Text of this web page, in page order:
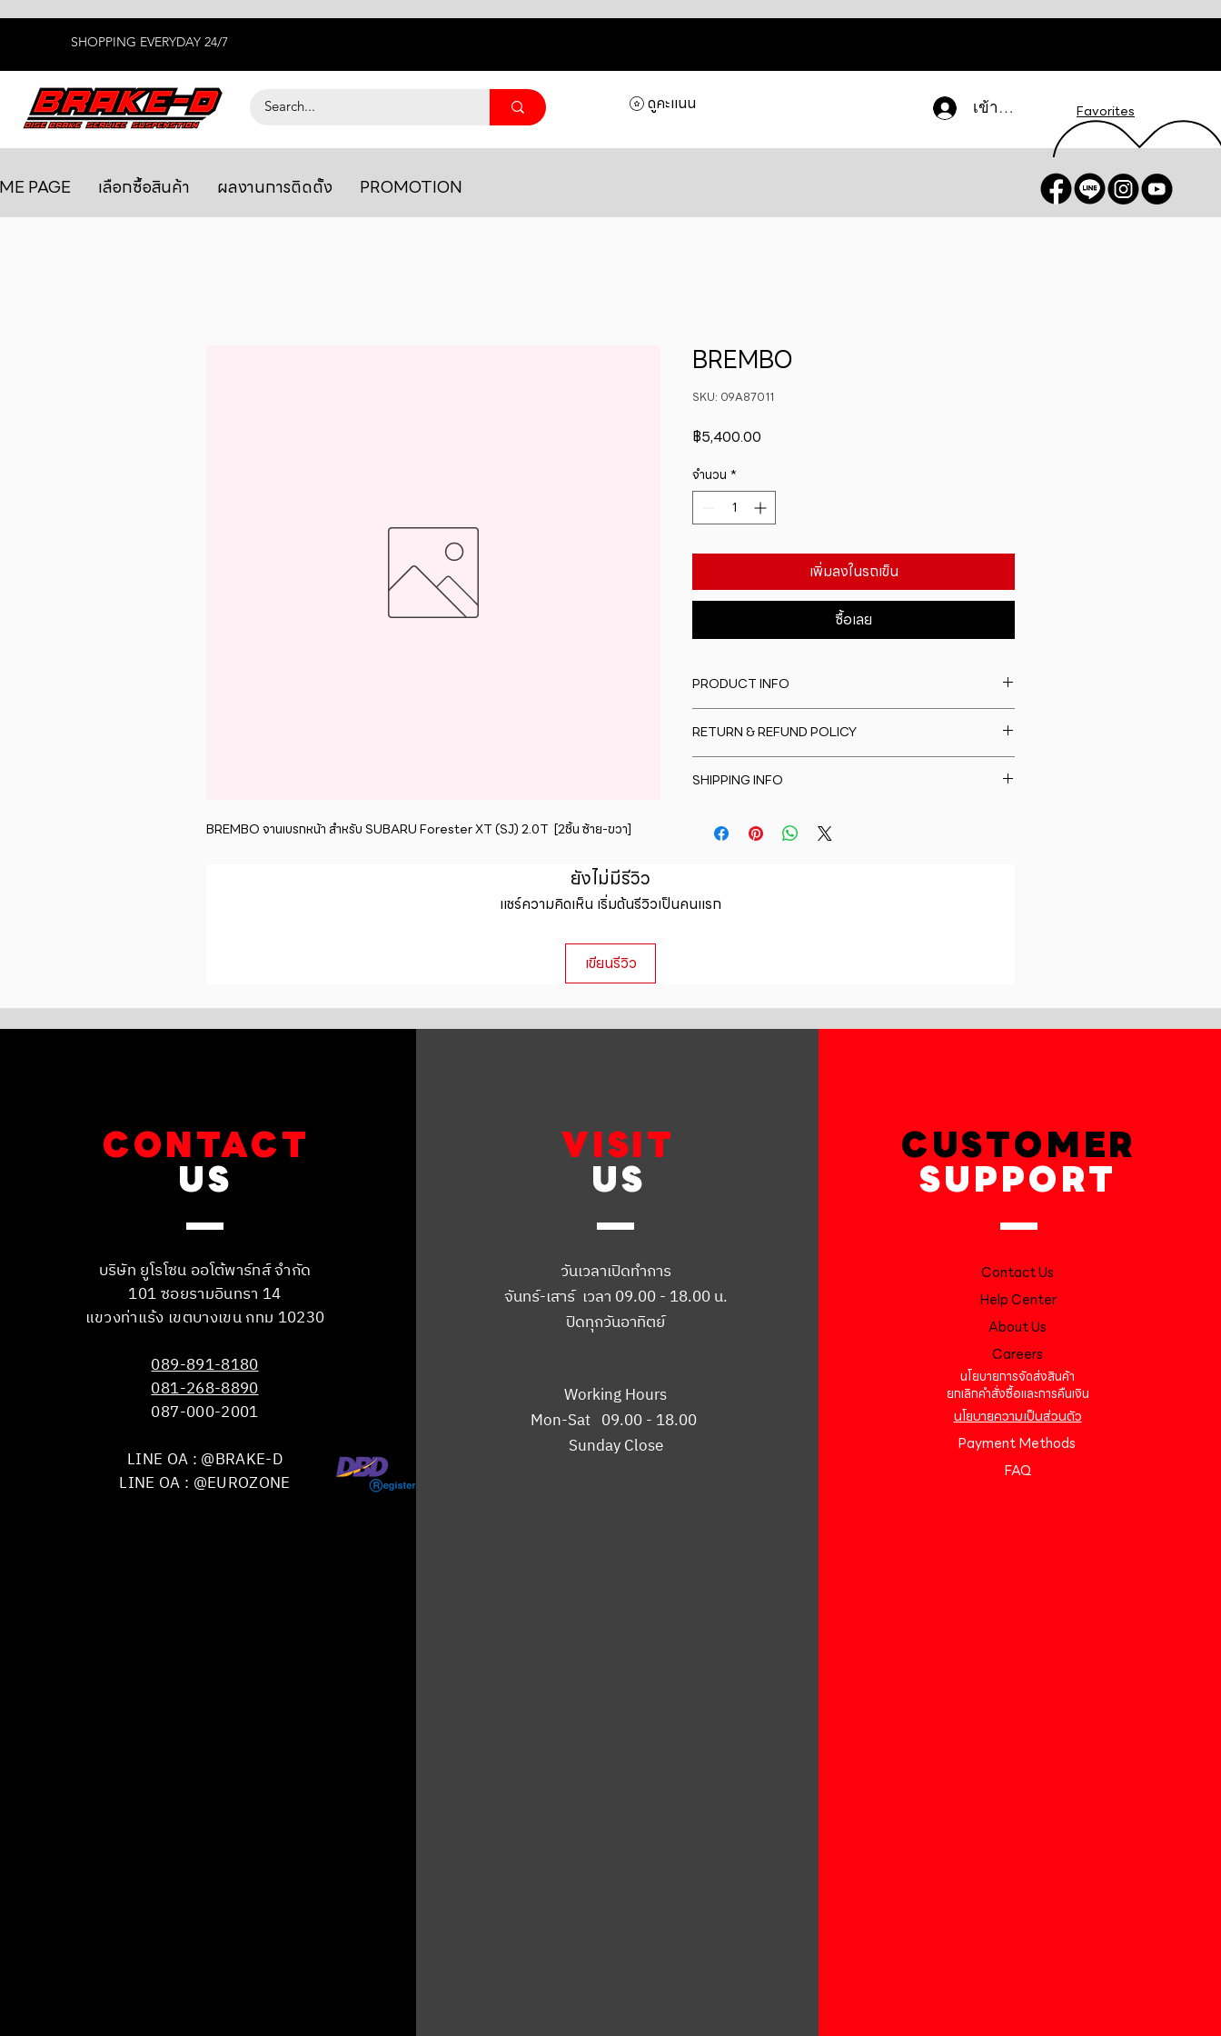
SHOPPING EVERYDAY 24/7
เข้าสู่ระบบ Favorites
ดูคะแนน
PAGE เลือกซื้อสินค้า ผลงานการติดตั้ง PROMOTION
BREMBO จานเบรกหน้า สำหรับ SUBARU Forester XT (SJ) 2.0T  [2ชิ้น ซ้าย-ขวา]
BREMBO
SKU: 09A87011
฿5,400.00
จำนวน *
เพิ่มลงในรถเข็น
ซื้อเลย
PRODUCT INFO
information about your product such as sizing,
material, care and cleaning instructions. This is also a
great space to write what makes this product
RETURN & REFUND POLICY
to let your customers know what to do in case they
straightforward refund or exchange policy is a great
way to build trust and reassure your customers that
SHIPPING INFO
information about your shipping methods,
can buy from you with confidence.
ยังไม่มีรีวิว
แชร์ความคิดเห็น เริ่มต้นรีวิวเป็นคนแรก
เขียนรีวิว
CONTACT
US
บริษัท ยูโรโซน ออโต้พาร์ทส์ จำกัด
101 ซอยรามอินทรา 14
แขวงท่าแร้ง เขตบางเขน กทม 10230
089-891-8180
081-268-8890
087-000-2001
LINE OA : @BRAKE-D
LINE OA : @EUROZONE
VISIT
US
วันเวลาเปิดทำการ
จันทร์-เสาร์ เวลา 09.00 - 18.00 น.
ปิดทุกวันอาทิตย์
Working Hours
Mon-Sat 09.00 - 18.00
Sunday Close
CUSTOMER
SUPPORT
Contact Us
Help Center
About Us
Careers
นโยบายการจัดส่งสินค้า
ยกเลิกคำสั่งซื้อและการคืนเงิน
นโยบายความเป็นส่วนตัว
Payment Methods
FAQ